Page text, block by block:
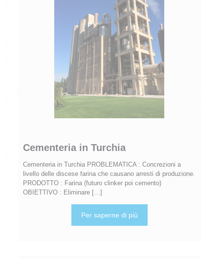
Cementeria in Turchia
Cementeria in Turchia PROBLEMATICA : Concrezioni a
livello delle discese farina che causano arresti di produzione.
PRODOTTO : Farina (futuro clinker poi cemento)
OBIETTIVO : Eliminare[…]
Per saperne di più